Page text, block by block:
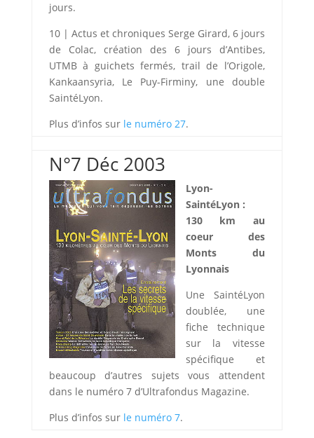
jours.
10 | Actus et chroniques Serge Girard, 6 jours
de Colac, création des 6 jours d’Antibes,
UTMB à guichets fermés, trail de l’Origole,
Kankaansyria, Le Puy-Firminy, une double
SaintéLyon.
Plus d’infos sur le numéro 27.
N°7 Déc 2003
Lyon-
SaintéLyon :
130 km au
coeur des
Monts du
Lyonnais
Une SaintéLyon
doublée, une
fiche technique
sur la vitesse
spécifique et
beaucoup d’autres sujets vous attendent
dans le numéro 7 d’Ultrafondus Magazine.
Plus d’infos sur le numéro 7.